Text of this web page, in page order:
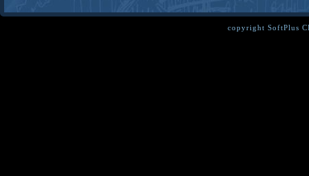
copyright SoftPlus